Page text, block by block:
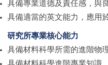
具備專業道德及責任感，與
具備適當的英文能力，應用
研究所專業核心能力
具備材料科學所需的進階物